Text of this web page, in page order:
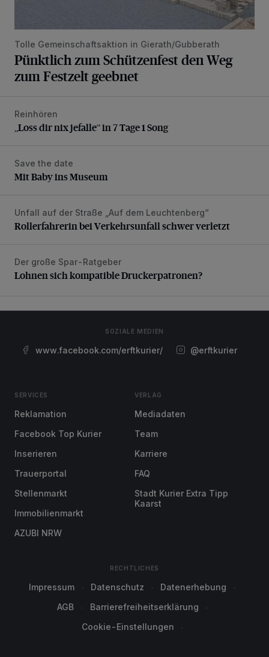
Tolle Gemeinschaftsaktion in Gierath/Gubberath
Pünktlich zum Schützenfest den Weg
zum Festzelt geebnet
„Loss dir nix jefalle“ in 7 Tage 1 Song
Reinhören
„Loss dir nix jefalle“ in 7 Tage 1 Song
Mit Baby ins Museum
Save the date
Mit Baby ins Museum
Rollerfahrerin bei Verkehrsunfall schwer verletzt
Unfall auf der Straße „Auf dem Leuchtenberg“
Rollerfahrerin bei Verkehrsunfall schwer verletzt
Lohnen sich kompatible Druckerpatronen?
Der große Spar-Ratgeber
Lohnen sich kompatible Druckerpatronen?
SOZIALE MEDIEN
www.facebook.com/erftkurier/ @erftkurier
SERVICES
Reklamation
Facebook Top Kurier
Inserieren
Trauerportal
Stellenmarkt
Immobilienmarkt
AZUBI NRW
VERLAG
Mediadaten
Team
Karriere
FAQ
Stadt Kurier Extra Tipp
Kaarst
RECHTLICHES
Impressum Datenschutz
Datenerhebung
AGB
Barrierefreiheitserklärung
Cookie-Einstellungen